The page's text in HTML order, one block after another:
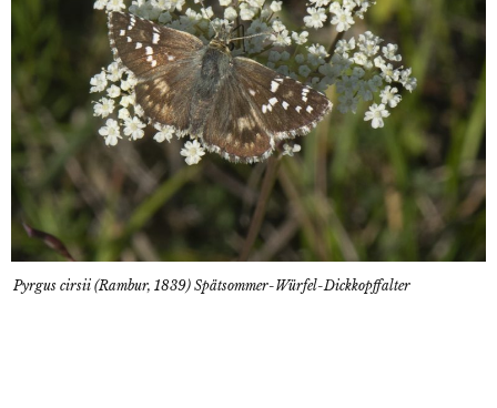
Pyrgus cirsii (Rambur, 1839) Spätsommer-Würfel-Dickkopffalter